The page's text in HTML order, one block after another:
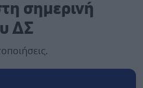
σημερινή
ΔΣ